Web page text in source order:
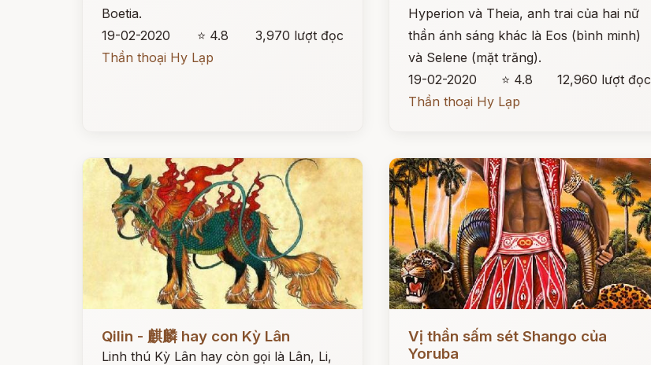
Boetia.
19-02-2020
⭐ 4.8
3,970 lượt đọc
Thần thoại Hy Lạp
Hyperion và Theia, anh trai của hai nữ
thần ánh sáng khác là Eos (bình minh)
và Selene (mặt trăng).
19-02-2020
⭐ 4.8
12,960 lượt đọc
Thần thoại Hy Lạp
Qilin - 麒麟 hay con Kỳ Lân
Linh thú Kỳ Lân hay còn gọi là Lân, Li,
Đọc ngay
Vị thần sấm sét Shango của
Yoruba